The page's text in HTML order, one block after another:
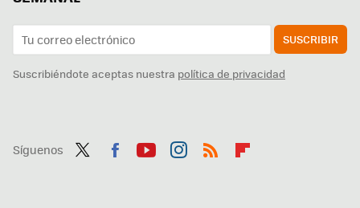
SUSCRIBIR
Suscribiéndote aceptas nuestra política de privacidad
Síguenos